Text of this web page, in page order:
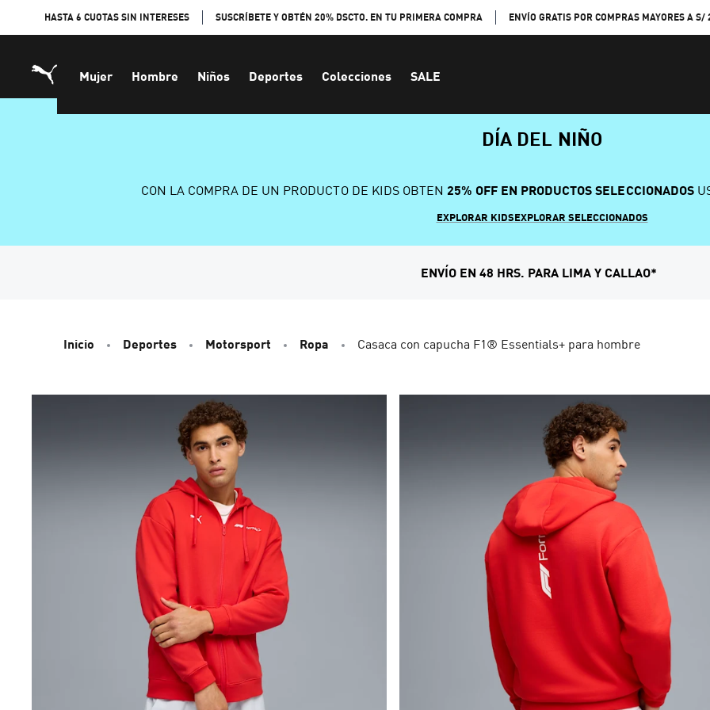
HASTA 6 CUOTAS SIN INTERESES SUSCRÍBETE Y OBTÉN 20% DSCTO. EN TU PRIMERA COMPRA ENVÍO GRATIS POR COMPRAS MAYORES A S/
Mujer Hombre Niños Deportes Colecciones SALE
DÍA DEL NIÑO
CON LA COMPRA DE UN PRODUCTO DE KIDS OBTEN 25% OFF EN PRODUCTOS SELECCIONADOS
EXPLORAR KIDSEXPLORAR SELECCIONADOS
ENVÍO EN 48 HRS. PARA LIMA Y CALLAO*
Inicio Deportes Motorsport Ropa Casaca con capucha F1® Essentials+ para hombre